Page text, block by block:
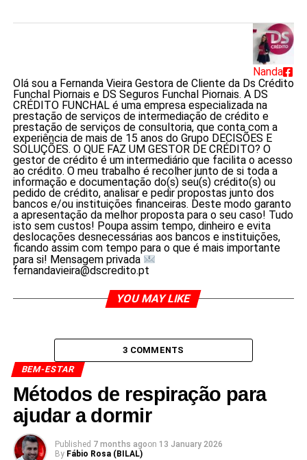
Nanda
Olá sou a Fernanda Vieira Gestora de Cliente da Ds Crédito
Funchal Piornais e DS Seguros Funchal Piornais. A DS
CRÉDITO FUNCHAL é uma empresa especializada na
prestação de serviços de intermediação de crédito e
prestação de serviços de consultoria, que conta com a
experiência de mais de 15 anos do Grupo DECISÕES E
SOLUÇÕES. O QUE FAZ UM GESTOR DE CRÉDITO? O
gestor de crédito é um intermediário que facilita o acesso
ao crédito. O meu trabalho é recolher junto de si toda a
informação e documentação do(s) seu(s) crédito(s) ou
pedido de crédito, analisar e pedir propostas junto dos
bancos e/ou instituições financeiras. Deste modo garanto
a apresentação da melhor proposta para o seu caso! Tudo
isto sem custos! Poupa assim tempo, dinheiro e evita
deslocações desnecessárias aos bancos e instituições,
ficando assim com tempo para o que é mais importante
para si! Mensagem privada
fernandavieira@dscredito.pt
YOU MAY LIKE
3 COMMENTS
BEM-ESTAR
Métodos de respiração para
ajudar a dormir
Published 7 months agoon 13 January 2026
By Fábio Rosa (BILAL)